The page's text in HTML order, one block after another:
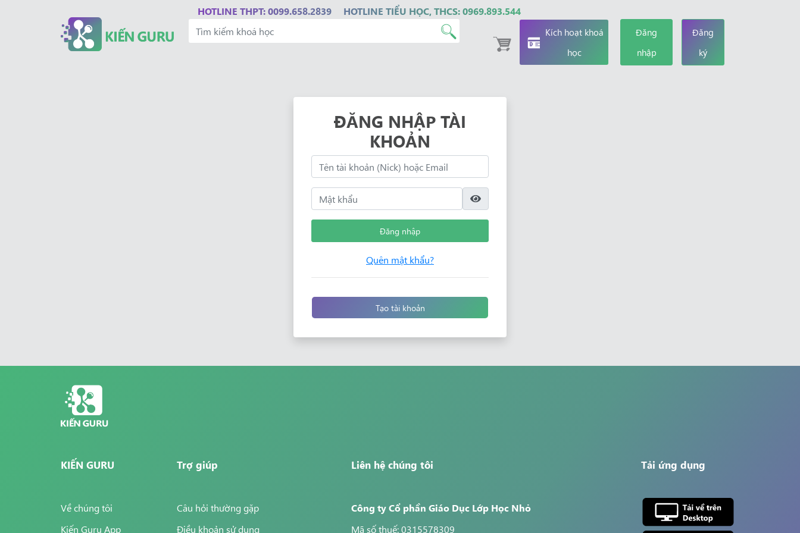
HOTLINE THPT: 0099.658.2839 HOTLINE TIỂU HỌC, THCS: 0969.893.544
Kích hoạt khoá
học
Đăng
nhập
Đăng
ký
ĐĂNG NHẬP TÀI
KHOẢN
Đăng nhập
Quên mật khẩu?
Tạo tài khoản
KIẾN GURU
Về chúng tôi
Kiến Guru App
Trợ giúp
Câu hỏi thường gặp
Điều khoản sử dụng
Liên hệ chúng tôi
Công ty Cổ phần Giáo Dục Lớp Học Nhỏ
Mã số thuế: 0315578309
Tải ứng dụng